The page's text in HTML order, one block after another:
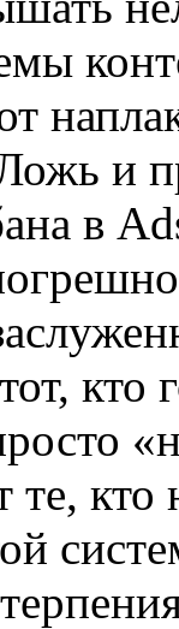
и
в
кто
кто